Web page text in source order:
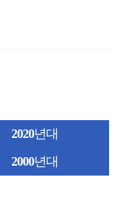
2020년대
2000년대